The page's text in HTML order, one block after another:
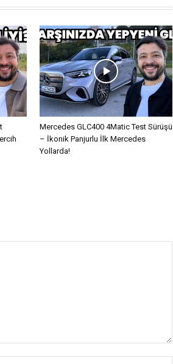
Mercedes GLC400 4Matic Test Sürüşü
– İkonik Panjurlu İlk Mercedes
Yollarda!